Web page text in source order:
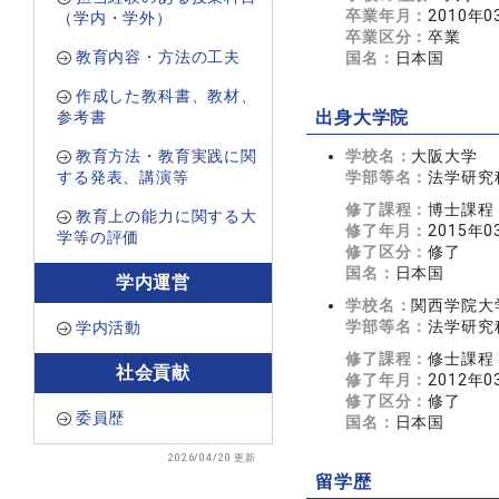
（学内・学外）
教育内容・方法の工夫
作成した教科書、教材、
参考書
教育方法・教育実践に関
する発表、講演等
教育上の能力に関する大
学等の評価
学内運営
学内活動
社会貢献
委員歴
2026/04/20 更新
卒業年月： 2010年
卒業区分：卒業
国名： 日本国
出身大学院
学校名： 大阪大学
学部等名：法学研究
修了課程：博士課程
修了年月： 2015年
修了区分：修了
国名： 日本国
学校名： 関西学院大
学部等名：法学研究
修了課程：修士課程
修了年月： 2012年
修了区分：修了
国名： 日本国
留学歴